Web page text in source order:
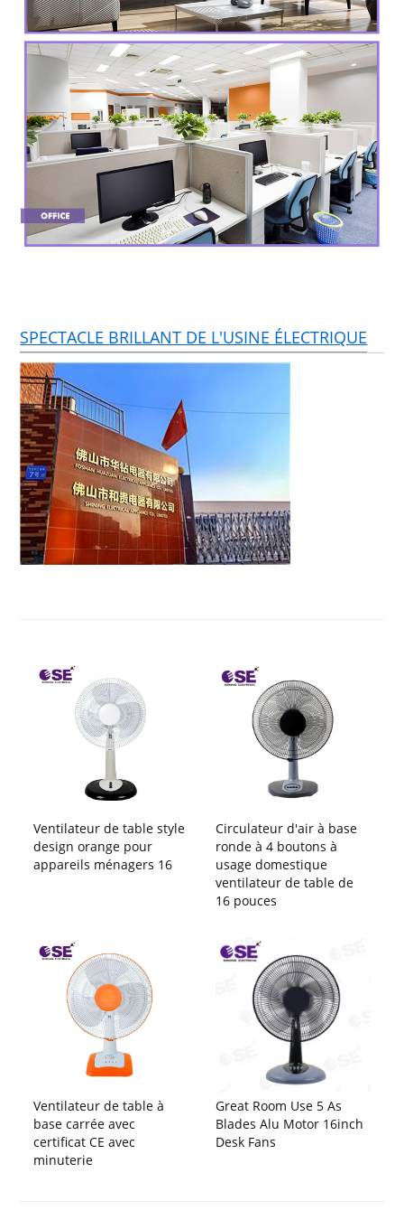
SPECTACLE BRILLANT DE L'USINE ÉLECTRIQUE
Ventilateur de table style
design orange pour
appareils ménagers 16
Circulateur d'air à base
ronde à 4 boutons à
usage domestique
ventilateur de table de
16 pouces
Ventilateur de table à
base carrée avec
certificat CE avec
minuterie
Great Room Use 5 As
Blades Alu Motor 16inch
Desk Fans